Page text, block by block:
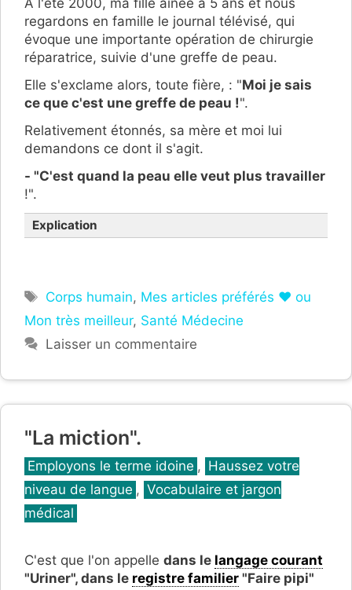
À l'été 2000, ma fille aînée a 5 ans et nous
regardons en famille le journal télévisé, qui
évoque une importante opération de chirurgie
réparatrice, suivie d'une greffe de peau.
Elle s'exclame alors, toute fière, : "Moi je sais
ce que c'est une greffe de peau !".
Relativement étonnés, sa mère et moi lui
demandons ce dont il s'agit.
- "C'est quand la peau elle veut plus travailler
!".
Explication
Étiquettes
Corps humain, Mes articles préférés ❤ ou
Mon très meilleur, Santé Médecine
Laisser un commentaire
"La miction".
Catégories
Employons le terme idoine , Haussez votre
niveau de langue , Vocabulaire et jargon
médical
C'est que l'on appelle dans le langage courant
"Uriner", dans le registre familier "Faire pipi"